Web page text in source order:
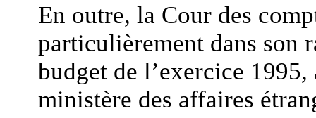
En outre, la Cour des
particulièrement dans son
budget de l’exercice
ministère des affaires